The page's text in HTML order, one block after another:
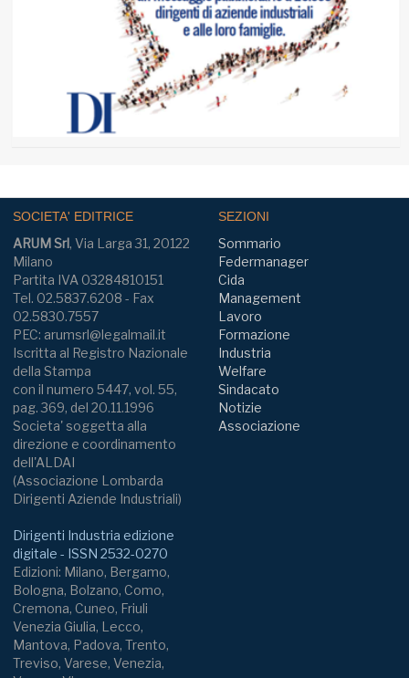
SOCIETA' EDITRICE
ARUM Srl, Via Larga 31, 20122
Milano
Partita IVA 03284810151
Tel. 02.5837.6208 - Fax
02.5830.7557
PEC: arumsrl@legalmail.it
Iscritta al Registro Nazionale
della Stampa
con il numero 5447, vol. 55,
pag. 369, del 20.11.1996
Societa' soggetta alla
direzione e coordinamento
dell'ALDAI
(Associazione Lombarda
Dirigenti Aziende Industriali)
Dirigenti Industria edizione
digitale - ISSN 2532-0270
Edizioni: Milano, Bergamo,
Bologna, Bolzano, Como,
Cremona, Cuneo, Friuli
Venezia Giulia, Lecco,
Mantova, Padova, Trento,
Treviso, Varese, Venezia,
SEZIONI
Sommario
Federmanager
Cida
Management
Lavoro
Formazione
Industria
Welfare
Sindacato
Notizie
Associazione